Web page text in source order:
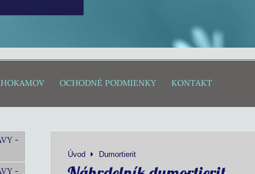
OCHODNÉ PODMIENKY KONTAKT
Úvod Dumortierit
-
-